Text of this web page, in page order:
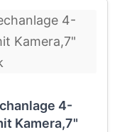
4-
Kamera,7"